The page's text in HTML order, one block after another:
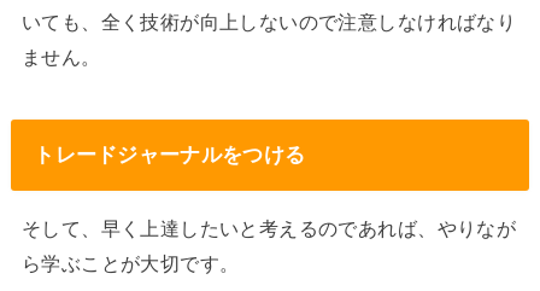
いても、全く技術が向上しないので注意しなければなり
ません。
トレードジャーナルをつける
そして、早く上達したいと考えるのであれば、やりなが
ら学ぶことが大切です。